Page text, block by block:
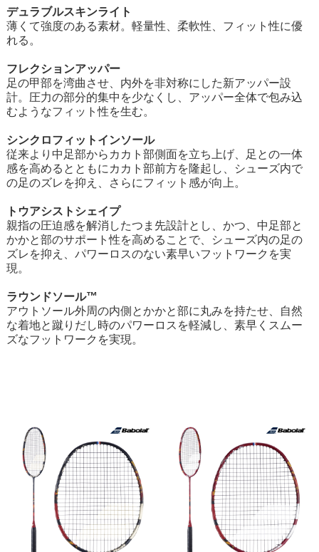
デュラブルスキンライト
薄くて強度のある素材。軽量性、柔軟性、フィット性に優
れる。
フレクションアッパー
足の甲部を湾曲させ、内外を非対称にした新アッパー設
計。圧力の部分的集中を少なくし、アッパー全体で包み込
むようなフィット性を生む。
シンクロフィットインソール
従来より中足部からカカト部側面を立ち上げ、足との一体
感を高めるとともにカカト部前方を隆起し、シューズ内で
の足のズレを抑え、さらにフィット感が向上。
トウアシストシェイプ
親指の圧迫感を解消したつま先設計とし、かつ、中足部と
かかと部のサポート性を高めることで、シューズ内の足の
ズレを抑え、パワーロスのない素早いフットワークを実
現。
ラウンドソール™
アウトソール外周の内側とかかと部に丸みを持たせ、自然
な着地と蹴りだし時のパワーロスを軽減し、素早くスムー
ズなフットワークを実現。